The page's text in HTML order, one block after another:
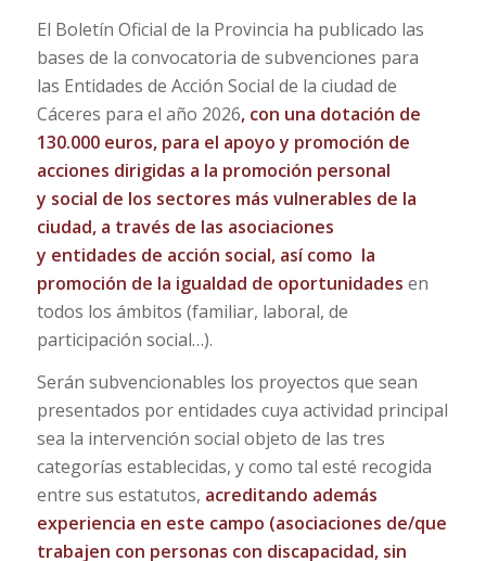
El Boletín Oficial de la Provincia ha publicado las
bases de la convocatoria de subvenciones para
las Entidades de Acción Social de la ciudad de
Cáceres para el año 2026, con una dotación de
130.000 euros, para el apoyo y promoción de
acciones dirigidas a la promoción personal
y social de los sectores más vulnerables de la
ciudad, a través de las asociaciones
y entidades de acción social, así como la
promoción de la igualdad de oportunidades en
todos los ámbitos (familiar, laboral, de
participación social…).
Serán subvencionables los proyectos que sean
presentados por entidades cuya actividad principal
sea la intervención social objeto de las tres
categorías establecidas, y como tal esté recogida
entre sus estatutos, acreditando además
experiencia en este campo (asociaciones de/que
trabajen con personas con discapacidad, sin